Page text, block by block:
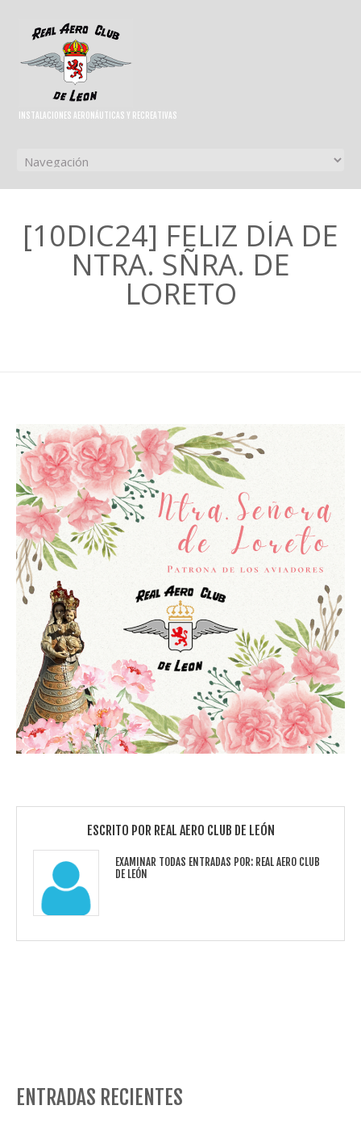
INSTALACIONES AERONÁUTICAS Y RECREATIVAS
[10DIC24] FELIZ DÍA DE
NTRA. SÑRA. DE
LORETO
ESCRITO POR REAL AERO CLUB DE LEÓN
EXAMINAR TODAS ENTRADAS POR: REAL AERO CLUB
DE LEÓN
ENTRADAS RECIENTES